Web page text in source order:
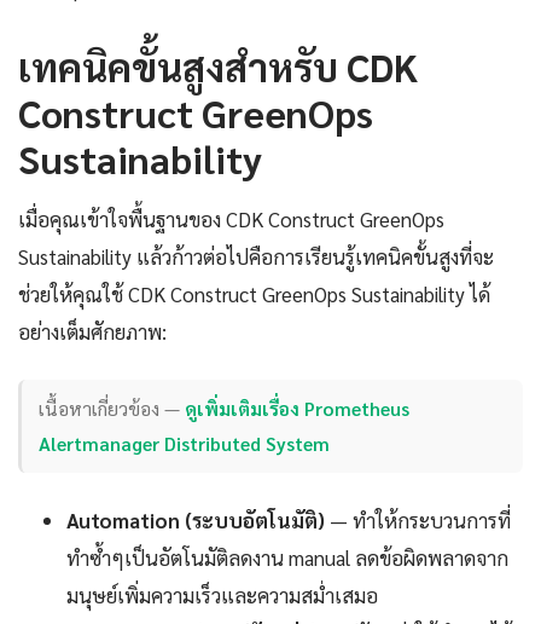
เทคนิคขั้นสูงสำหรับ CDK
Construct GreenOps
Sustainability
เมื่อคุณเข้าใจพื้นฐานของ CDK Construct GreenOps
Sustainability แล้วก้าวต่อไปคือการเรียนรู้เทคนิคขั้นสูงที่จะ
ช่วยให้คุณใช้ CDK Construct GreenOps Sustainability ได้
อย่างเต็มศักยภาพ:
เนื้อหาเกี่ยวข้อง — ดูเพิ่มเติมเรื่อง Prometheus
Alertmanager Distributed System
Automation (ระบบอัตโนมัติ) — ทำให้กระบวนการที่
ทำซ้ำๆเป็นอัตโนมัติลดงาน manual ลดข้อผิดพลาดจาก
มนุษย์เพิ่มความเร็วและความสม่ำเสมอ